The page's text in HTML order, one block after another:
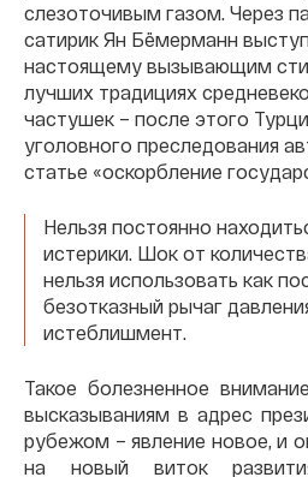
слезоточивым газом. Через
сатирик Ян Бёмерманн
настоящему вызывающим
лучших традициях
частушек – после этого
уголовного преследования
статье «оскорбление
Нельзя постоянно
истерики. Шок от
нельзя использовать как
безотказный рычаг
истеблишмент.
Такое болезненное
высказываниям в адрес
рубежом – явление новое, и
на новый виток